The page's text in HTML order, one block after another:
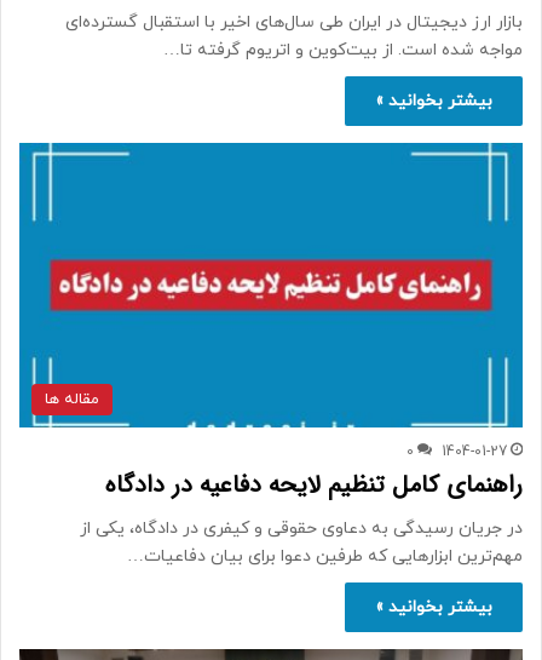
بازار ارز دیجیتال در ایران طی سال‌های اخیر با استقبال گسترده‌ای
مواجه شده است. از بیت‌کوین و اتریوم گرفته تا…
بیشتر بخوانید »
مقاله ها
1404-01-27
0
راهنمای کامل تنظیم لایحه دفاعیه در دادگاه
در جریان رسیدگی به دعاوی حقوقی و کیفری در دادگاه، یکی از
مهم‌ترین ابزارهایی که طرفین دعوا برای بیان دفاعیات…
بیشتر بخوانید »